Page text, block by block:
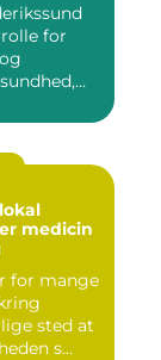
for
medicin
for mange
sted at
s...